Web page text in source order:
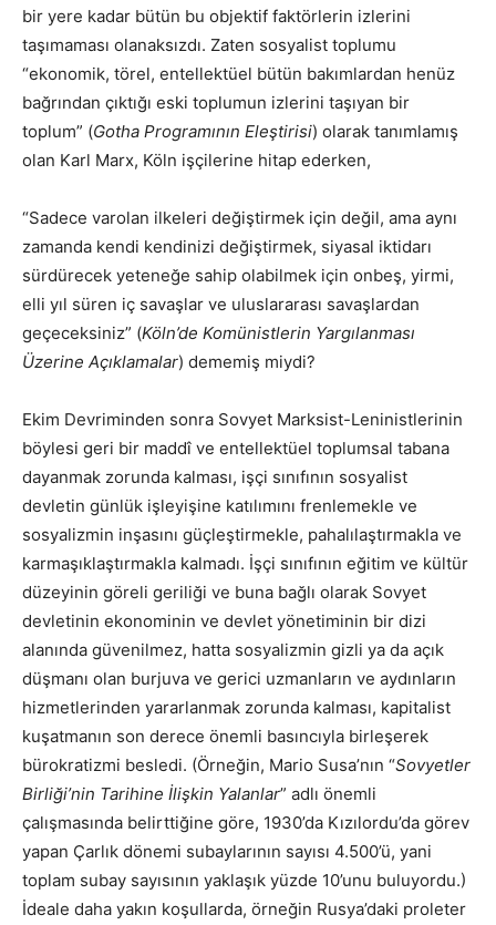
bir yere kadar bütün bu objektif faktörlerin izlerini
taşımaması olanaksızdı. Zaten sosyalist toplumu
“ekonomik, törel, entellektüel bütün bakımlardan henüz
bağrından çıktığı eski toplumun izlerini taşıyan bir
toplum” (Gotha Programının Eleştirisi) olarak tanımlamış
olan Karl Marx, Köln işçilerine hitap ederken,
“Sadece varolan ilkeleri değiştirmek için değil, ama aynı
zamanda kendi kendinizi değiştirmek, siyasal iktidarı
sürdürecek yeteneğe sahip olabilmek için onbeş, yirmi,
elli yıl süren iç savaşlar ve uluslararası savaşlardan
geçeceksiniz” (Köln’de Komünistlerin Yargılanması
Üzerine Açıklamalar) dememiş miydi?
Ekim Devriminden sonra Sovyet Marksist-Leninistlerinin
böylesi geri bir maddî ve entellektüel toplumsal tabana
dayanmak zorunda kalması, işçi sınıfının sosyalist
devletin günlük işleyişine katılımını frenlemekle ve
sosyalizmin inşasını güçleştirmekle, pahalılaştırmakla ve
karmaşıklaştırmakla kalmadı. İşçi sınıfının eğitim ve kültür
düzeyinin göreli geriliği ve buna bağlı olarak Sovyet
devletinin ekonominin ve devlet yönetiminin bir dizi
alanında güvenilmez, hatta sosyalizmin gizli ya da açık
düşmanı olan burjuva ve gerici uzmanların ve aydınların
hizmetlerinden yararlanmak zorunda kalması, kapitalist
kuşatmanın son derece önemli basıncıyla birleşerek
bürokratizmi besledi. (Örneğin, Mario Susa’nın “Sovyetler
Birliği’nin Tarihine İlişkin Yalanlar” adlı önemli
çalışmasında belirttiğine göre, 1930’da Kızılordu’da görev
yapan Çarlık dönemi subaylarının sayısı 4.500’ü, yani
toplam subay sayısının yaklaşık yüzde 10’unu buluyordu.)
İdeale daha yakın koşullarda, örneğin Rusya’daki proleter